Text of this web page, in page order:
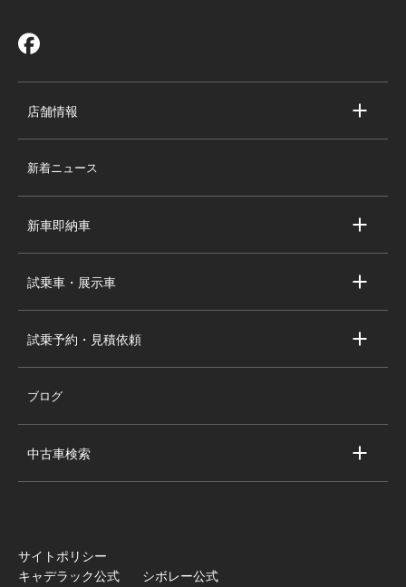
店舗情報
スタッフ紹介
個人情報の取り扱い
新着ニュース
新車即納車
シボレー新車即納車
試乗車・展示車
シボレー試乗車・展示車
試乗予約・見積依頼
試乗予約
ブログ
中古車検索
全国の注目の中古車
サイトポリシー
キャデラック公式
シボレー公式